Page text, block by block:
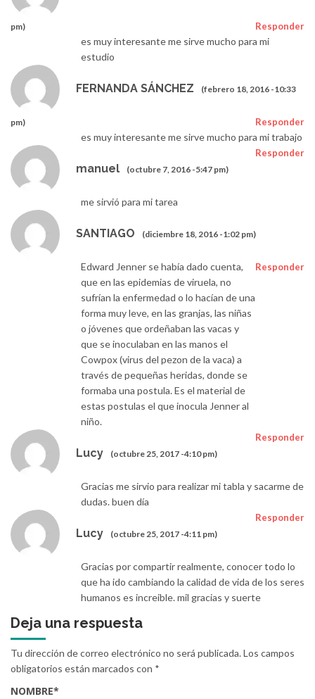
pm) Responder
es muy interesante me sirve mucho para mi
estudio
FERNANDA SÁNCHEZ (febrero 18, 2016 -10:33
pm) Responder
es muy interesante me sirve mucho para mi trabajo
manuel (octubre 7, 2016 -5:47 pm)
Responder
me sirvió para mi tarea
SANTIAGO (diciembre 18, 2016 -1:02 pm)
Responder
Edward Jenner se había dado cuenta,
que en las epidemias de viruela, no
sufrían la enfermedad o lo hacían de una
forma muy leve, en las granjas, las niñas
o jóvenes que ordeñaban las vacas y
que se inoculaban en las manos el
Cowpox (virus del pezon de la vaca) a
través de pequeñas heridas, donde se
formaba una postula. Es el material de
estas postulas el que inocula Jenner al
niño.
Lucy (octubre 25, 2017 -4:10 pm)
Responder
Gracias me sirvio para realizar mi tabla y sacarme de
dudas. buen día
Lucy (octubre 25, 2017 -4:11 pm)
Responder
Gracias por compartir realmente, conocer todo lo
que ha ido cambiando la calidad de vida de los seres
humanos es increible. mil gracias y suerte
Deja una respuesta
Tu dirección de correo electrónico no será publicada.Los campos
obligatorios están marcados con *
NOMBRE*